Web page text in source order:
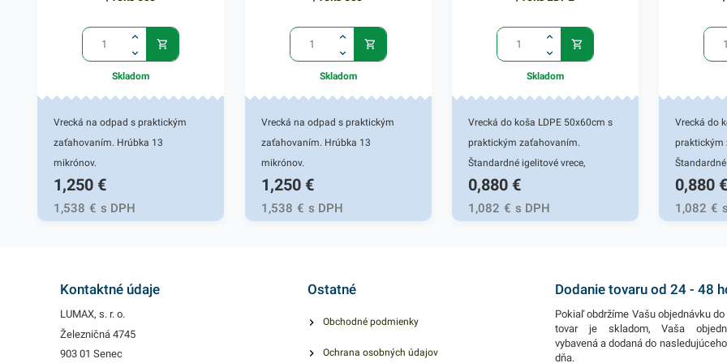
Skladom
Vrecká na odpad s praktickým
zaťahovaním. Hrúbka 13
mikrónov.
1,250 €
1,538 € s DPH
Skladom
Vrecká na odpad s praktickým
zaťahovaním. Hrúbka 13
mikrónov.
1,250 €
1,538 € s DPH
Skladom
Vrecká do koša LDPE 50x60cm s
praktickým zaťahovaním.
Štandardné igelitové vrece,
vyrobené z polyetylénu nízkej
hustoty. Vrece na komunálny a
triedený odpad, pružný, tepelne
ochrana plastovej nádoby pred
manipuláciu s odpadom. Svoje
využitie nájdu v domácnostiach,
0,880 €
1,082 € s DPH
Vrecká do
praktickým
vyrobené z
hustoty.
triedený
ochrana
využitie
0,880 €
1,082 €
Kontaktné údaje
LUMAX, s. r. o.
Železničná 4745
903 01 Senec
Ostatné
Obchodné podmienky
Ochrana osobných údajov
Dodanie tovaru od 24 - 48
Pokiaľ obdržíme Vašu objednávku do
tovar je skladom, Vaša
vybavená a dodaná do
dňa.